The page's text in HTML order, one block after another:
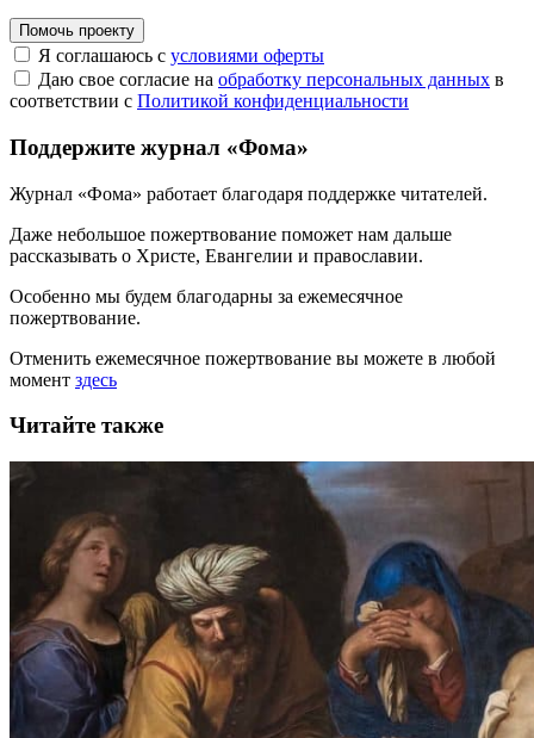
Помочь проекту
Я соглашаюсь с условиями оферты
Даю свое согласие на обработку персональных данных в
соответствии с Политикой конфиденциальности
Поддержите журнал «Фома»
Журнал «Фома» работает благодаря поддержке читателей.
Даже небольшое пожертвование поможет нам дальше
рассказывать о Христе, Евангелии и православии.
Особенно мы будем благодарны за ежемесячное
пожертвование.
Отменить ежемесячное пожертвование вы можете в любой
момент здесь
Читайте также